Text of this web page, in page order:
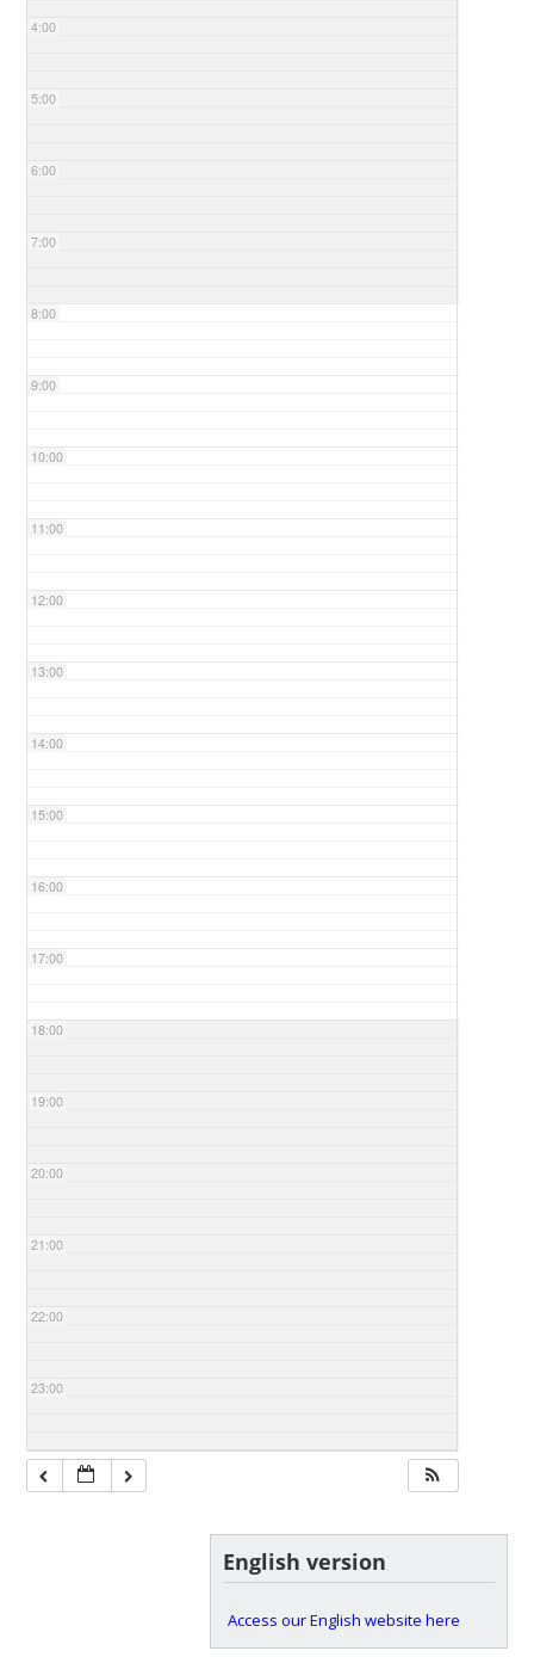
4:00
5:00
6:00
7:00
8:00
9:00
10:00
11:00
12:00
13:00
14:00
15:00
16:00
17:00
18:00
19:00
20:00
21:00
22:00
23:00
English version
Access our English website here